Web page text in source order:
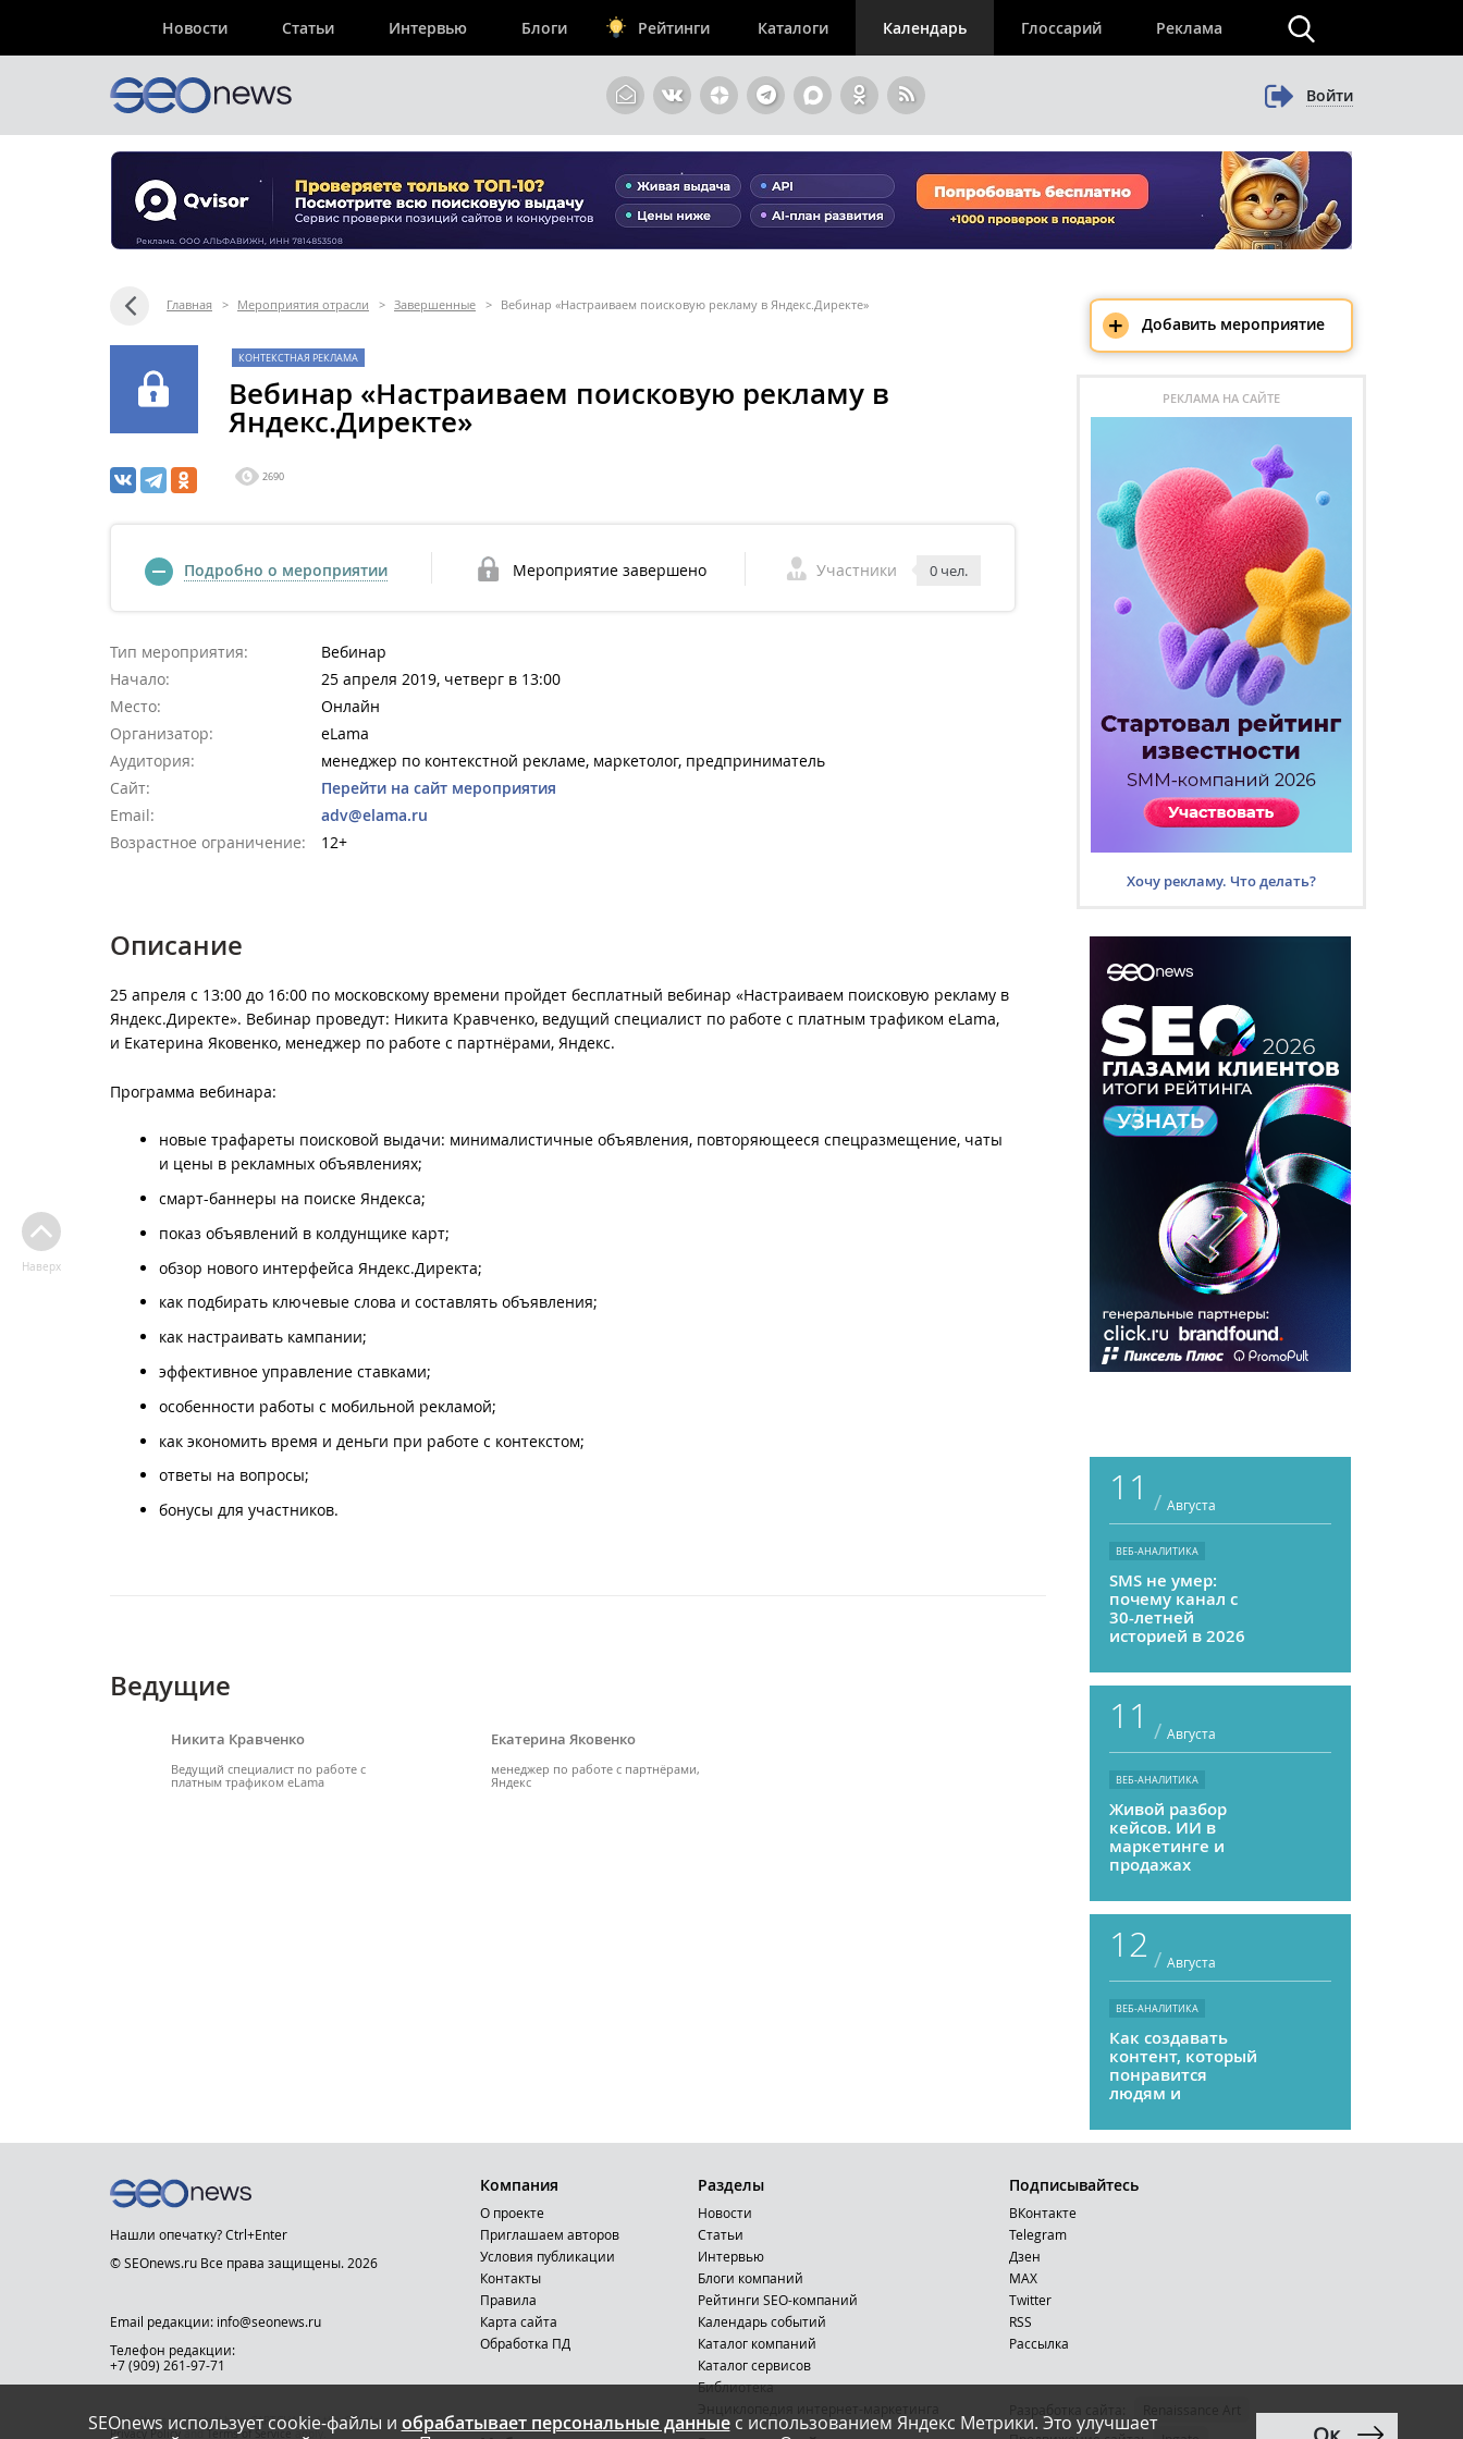
Новости Статьи Интервью Блоги Рейтинги Каталоги Календарь Глоссарий Реклама
Войти
Главная > Мероприятия отрасли > Завершенные > Вебинар «Настраиваем поисковую рекламу в Яндекс.Директе»
КОНТЕКСТНАЯ РЕКЛАМА
Вебинар «Настраиваем поисковую рекламу в
Яндекс.Директе»
2690
Подробно о мероприятии Мероприятие завершено Участники 0 чел.
Тип мероприятия:
Вебинар
Начало:
25 апреля 2019, четверг в 13:00
Место:
Онлайн
Организатор:
eLama
Аудитория:
менеджер по контекстной рекламе, маркетолог, предприниматель
Сайт:
Перейти на сайт мероприятия
Email:
adv@elama.ru
Возрастное ограничение:
12+
Описание
25 апреля с 13:00 до 16:00 по московскому времени пройдет бесплатный вебинар «Настраиваем поисковую рекламу в
Яндекс.Директе». Вебинар проведут: Никита Кравченко, ведущий специалист по работе с платным трафиком eLama,
и Екатерина Яковенко, менеджер по работе с партнёрами, Яндекс.
Программа вебинара:
новые трафареты поисковой выдачи: минималистичные объявления, повторяющееся спецразмещение, чаты
и цены в рекламных объявлениях;
смарт-баннеры на поиске Яндекса;
показ объявлений в колдунщике карт;
обзор нового интерфейса Яндекс.Директа;
как подбирать ключевые слова и составлять объявления;
как настраивать кампании;
эффективное управление ставками;
особенности работы с мобильной рекламой;
как экономить время и деньги при работе с контекстом;
ответы на вопросы;
бонусы для участников.
Ведущие
Никита Кравченко
Ведущий специалист по работе с
платным трафиком eLama
Екатерина Яковенко
менеджер по работе с партнёрами,
Яндекс
Наверх
+ Добавить мероприятие
РЕКЛАМА НА САЙТЕ
Хочу рекламу. Что делать?
11 / Августа
ВЕБ-АНАЛИТИКА
SMS не умер:
почему канал с
30-летней
историей в 2026
приносить ROMI
выше, чем
мессенджеры
11 / Августа
ВЕБ-АНАЛИТИКА
Живой разбор
кейсов. ИИ в
маркетинге и
продажах
12 / Августа
ВЕБ-АНАЛИТИКА
Как создавать
контент, который
понравится
людям и
SEOnews использует cookie-файлы и обрабатывает персональные данныес использованием Яндекс Метрики. Это улучшает
Нашли опечатку? Ctrl+Enter
© SEOnews.ru Все права защищены. 2026
Email редакции: info@seonews.ru
Телефон редакции:
+7 (909) 261-97-71
This site is protected by reCAPTCHA and the Google
Privacy Policyand Terms of Serviceapply.
Компания
О проекте
Приглашаем авторов
Условия публикации
Контакты
Правила
Карта сайта
Обработка ПД
Разделы
Новости
Статьи
Интервью
Блоги компаний
Рейтинги SEO-компаний
Календарь событий
Каталог компаний
Каталог сервисов
Библиотека
Подписывайтесь
ВКонтакте
Telegram
Дзен
MAX
Тwitter
RSS
Рассылка